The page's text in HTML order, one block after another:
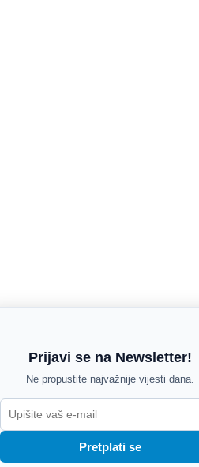
Prijavi se na Newsletter!
Ne propustite najvažnije vijesti dana.
Pretplati se